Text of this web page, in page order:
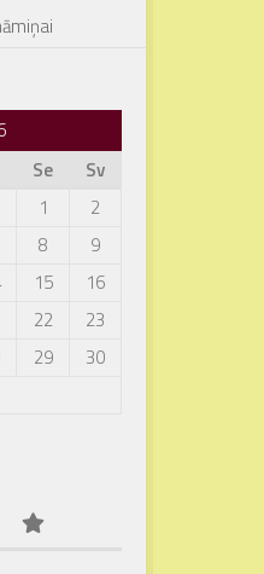
Se
Sv
1
2
8
9
15
16
22
23
29
30